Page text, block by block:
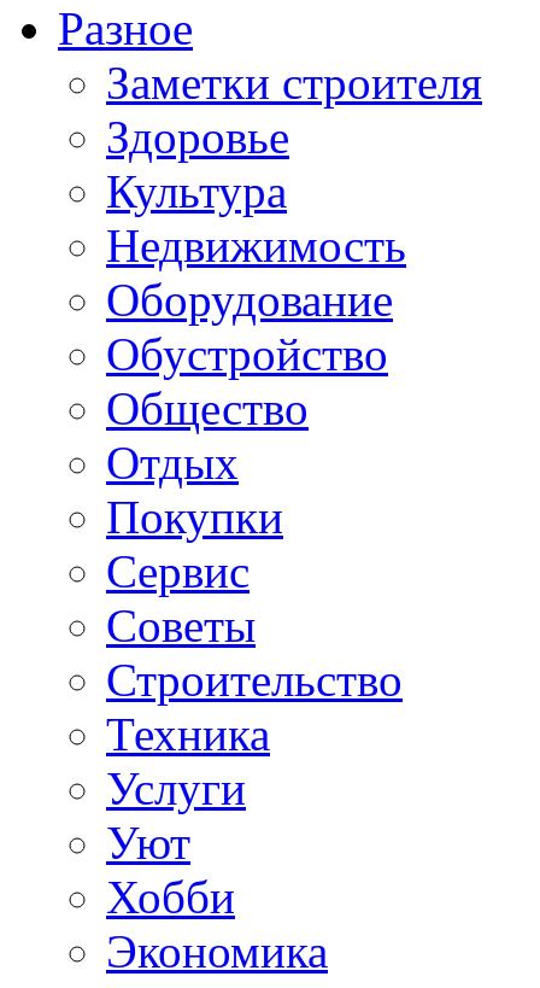
Разное
Заметки строителя
Здоровье
Культура
Недвижимость
Оборудование
Обустройство
Общество
Отдых
Покупки
Сервис
Советы
Строительство
Техника
Услуги
Уют
Хобби
Экономика